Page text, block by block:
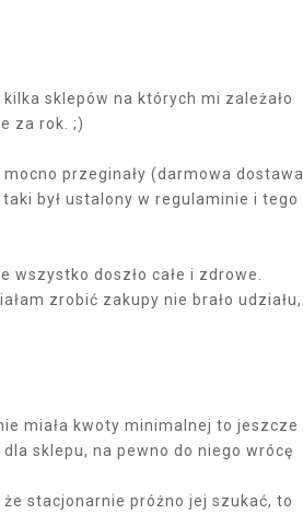
sklepów na których mi zależało
za rok. ;)
przeginały (darmowa dostawa
był ustalony w regulaminie i tego
wszystko doszło całe i zdrowe.
zrobić zakupy nie brało udziału,
miała kwoty minimalnej to jeszcze
sklepu, na pewno do niego wrócę
że stacjonarnie próżno jej szukać, to